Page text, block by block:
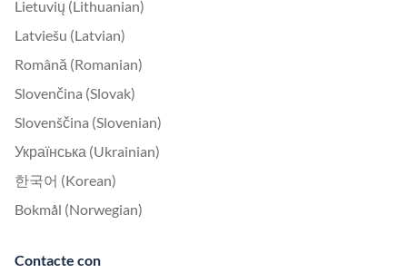
Lietuvių (Lithuanian)
Latviešu (Latvian)
Română (Romanian)
Slovenčina (Slovak)
Slovenščina (Slovenian)
Українська (Ukrainian)
한국어 (Korean)
Bokmål (Norwegian)
Contacte con